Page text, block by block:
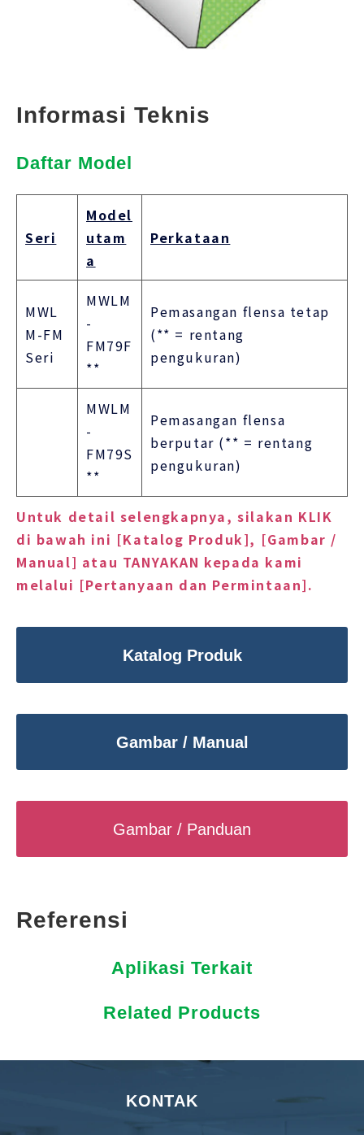
Informasi Teknis
Daftar Model
Seri
Model
utam
a
Perkataan
MWL
M-FM
Seri
MWLM
-
FM79F
**
Pemasangan flensa tetap
(** = rentang
pengukuran)
MWLM
-
FM79S
**
Pemasangan flensa
berputar (** = rentang
pengukuran)
Untuk detail selengkapnya, silakan KLIK
di bawah ini [Katalog Produk], [Gambar /
Manual] atau TANYAKAN kepada kami
melalui [Pertanyaan dan Permintaan].
Katalog Produk
Gambar / Manual
Gambar / Panduan
Referensi
Aplikasi Terkait
Related Products
KONTAK